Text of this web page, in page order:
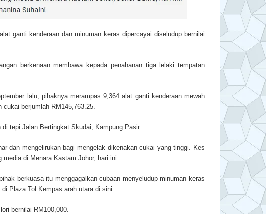
ganti kenderaan dan minuman keras dipercayai diseludup bernilai
berkenaan membawa kepada penahanan tiga lelaki tempatan
lalu, pihaknya merampas 9,364 alat ganti kenderaan mewah
cukai berjumlah RM145,763.25.
di tepi Jalan Bertingkat Skudai, Kampung Pasir.
dan mengelirukan bagi mengelak dikenakan cukai yang tinggi. Kes
di Menara Kastam Johor, hari ini.
berkuasa itu menggagalkan cubaan menyeludup minuman keras
Plaza Tol Kempas arah utara di sini.
bernilai RM100,000.